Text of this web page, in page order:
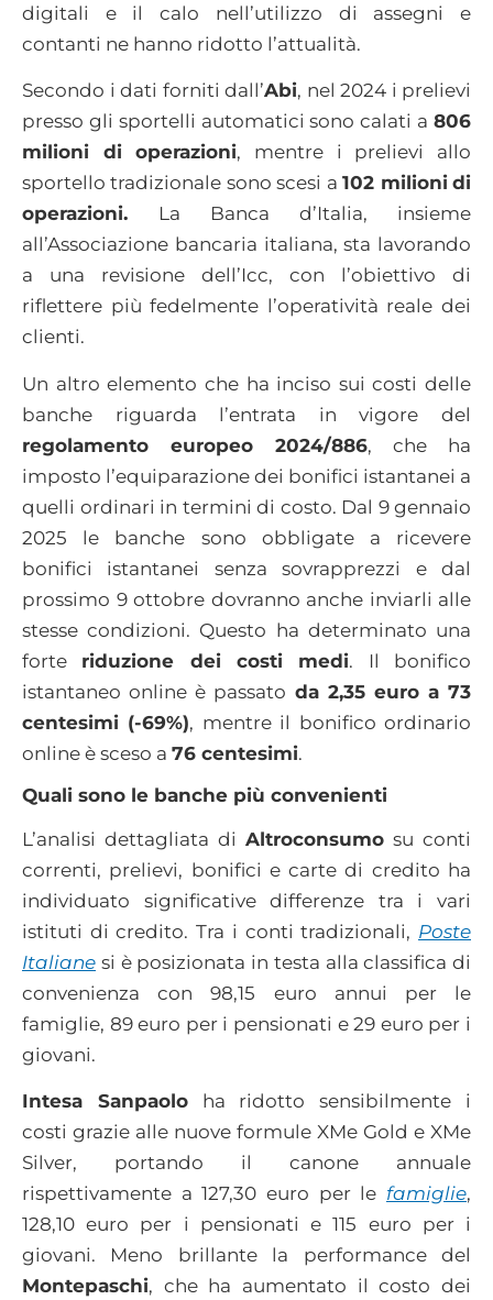
digitali e il calo nell’utilizzo di assegni e
contanti ne hanno ridotto l’attualità.
Secondo i dati forniti dall’Abi, nel 2024 i prelievi
presso gli sportelli automatici sono calati a 806
milioni di operazioni, mentre i prelievi allo
sportello tradizionale sono scesi a102 milioni di
operazioni. La Banca d’Italia, insieme
all’Associazione bancaria italiana, sta lavorando
a una revisione dell’Icc, con l’obiettivo di
riflettere più fedelmente l’operatività reale dei
clienti.
Un altro elemento che ha inciso sui costi delle
banche riguarda l’entrata in vigore del
regolamento europeo 2024/886, che ha
imposto l’equiparazione dei bonifici istantanei a
quelli ordinari in termini di costo. Dal 9 gennaio
2025 le banche sono obbligate a ricevere
bonifici istantanei senza sovrapprezzi e dal
prossimo 9 ottobre dovranno anche inviarli alle
stesse condizioni. Questo ha determinato una
forte riduzione dei costi medi. Il bonifico
istantaneo online è passato da 2,35 euro a 73
centesimi (-69%), mentre il bonifico ordinario
online è sceso a 76 centesimi.
Quali sono le banche più convenienti
L’analisi dettagliata di Altroconsumo su conti
correnti, prelievi, bonifici e carte di credito ha
individuato significative differenze tra i vari
istituti di credito. Tra i conti tradizionali, Poste
Italiane si è posizionata in testa alla classifica di
convenienza con 98,15 euro annui per le
famiglie, 89 euro per i pensionati e 29 euro per i
giovani.
Intesa Sanpaoloha ridotto sensibilmente i
costi grazie alle nuove formule XMe Gold e XMe
Silver, portando il canone annuale
rispettivamente a 127,30 euro per le famiglie,
128,10 euro per i pensionati e 115 euro per i
giovani. Meno brillante la performance del
Montepaschi, che ha aumentato il costo dei